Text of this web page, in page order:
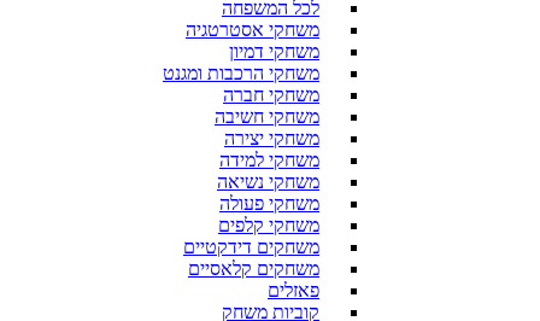
לכל המשפחה
משחקי אסטרטגיה
משחקי דמיון
משחקי הרכבות ומגנט
משחקי חברה
משחקי חשיבה
משחקי יצירה
משחקי למידה
משחקי נשיאה
משחקי פעולה
משחקי קלפים
משחקים דידקטיים
משחקים קלאסיים
פאזלים
קוביות משחק